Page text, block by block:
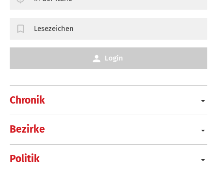
Chronik
Bezirke
Politik
Lesezeichen
Login